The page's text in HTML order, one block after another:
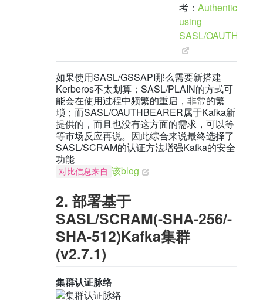
考： Authentication
using
SASL/
如果使用SASL/GSSAPI那么需要新搭建
Kerberos不太划算；SASL/PLAIN的方式可
能会在使用过程中频繁的重启，非常的繁
琐；而SASL/OAUTHBEARER属于Kafka新
提供的，而且也没有这方面的需求，可以等
等市场反应再说。因此综合来说最终选择了
SASL/SCRAM的认证方法增强Kafka的安全
功能
对比信息来自 该blog
2. 部署基于
SASL/SCRAM(-SHA-256/-
SHA-512)Kafka集群
(v2.7.1)
集群认证脉络